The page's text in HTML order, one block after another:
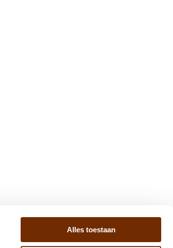
Alles toestaan